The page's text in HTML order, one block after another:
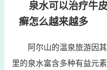
泉水可以治疗牛
癣怎么越来越多
阿尔山的温泉旅游因
里的泉水富含多种有益元